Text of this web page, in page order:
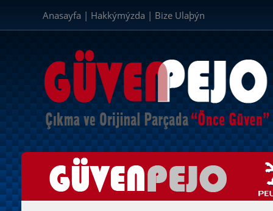
Anasayfa | Hakkýmýzda | Bize Ulaþýn